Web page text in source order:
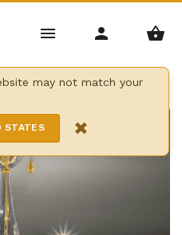
may not match your
STATES ×
/ Lampadario dolfin